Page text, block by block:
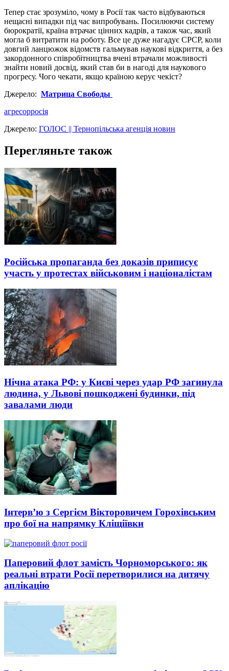
Тепер стає зрозуміло, чому в Росії так часто відбуваються
нещасні випадки під час випробувань. Посилюючи систему
бюрократії, країна втрачає цінних кадрів, а також час, який
могла б витратити на роботу. Все це дуже нагадує СРСР, коли
довгий ланцюжок відомств гальмував наукові відкриття, а без
закордонного співробітництва вчені втрачали можливості
знайти новий досвід, який став би в нагоді для наукового
прогресу. Чого чекати, якщо країною керує чекіст?
Джерело: Матрица Свободы
агресорросія
Джерело: ГОЛОС || Тернопільська агенція новин
Перегляньте також
Російська пропаганда без доказів приписує
участь у протестах військовим і націоналістам
Нічна атака РФ: у Києві через удар РФ загинула
людина, у Львові пошкоджені будинки, під
завалами люди
Інтерв’ю з Сергієм Вікторовичем Горохівським
про бої на напрямку Кліщіївки
Паперовий флот замість Чорноморського: як
реальні втрати Росії перетворилися на дитячу
аплікацію